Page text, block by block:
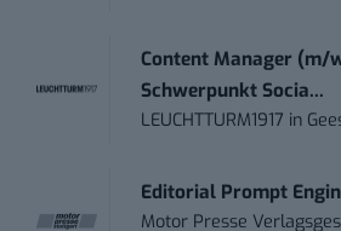
Content Manager (m/
Schwerpunkt Socia...
LEUCHTTURM1917 in
Editorial Prompt
Motor Presse